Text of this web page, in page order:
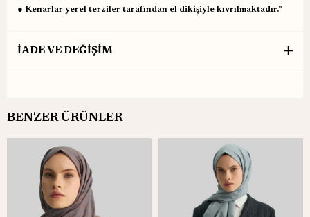
● Kenarlar yerel terziler tarafından el dikişiyle kıvrılmaktadır."
İADE VE DEĞİŞİM
BENZER ÜRÜNLER